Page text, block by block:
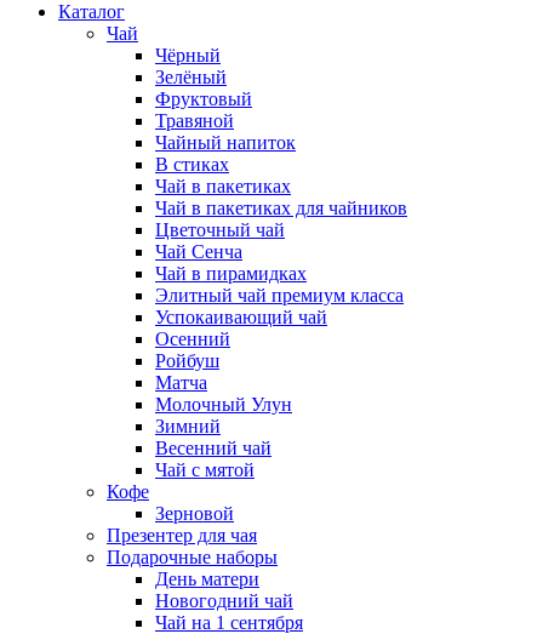
Каталог
Чай
Чёрный
Зелёный
Фруктовый
Травяной
Чайный напиток
В стиках
Чай в пакетиках
Чай в пакетиках для чайников
Цветочный чай
Чай Сенча
Чай в пирамидках
Элитный чай премиум класса
Успокаивающий чай
Осенний
Ройбуш
Матча
Молочный Улун
Зимний
Весенний чай
Чай с мятой
Кофе
Зерновой
Презентер для чая
Подарочные наборы
День матери
Новогодний чай
Чай на 1 сентября